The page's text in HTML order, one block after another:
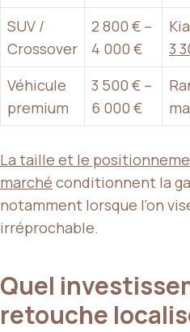
SUV /
Crossover
2 800 € –
4 000 €
3
Véhicule
premium
3 500 € –
6 000 €
La taille et le
marché conditionnent la
notamment lorsque l’on
irréprochable.
Quel
retouche